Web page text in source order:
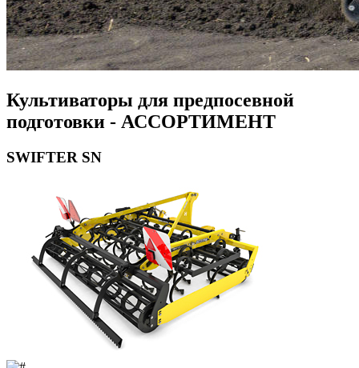
Культиваторы для предпосевной
подготовки - АССОРТИМЕНТ
SWIFTER SN